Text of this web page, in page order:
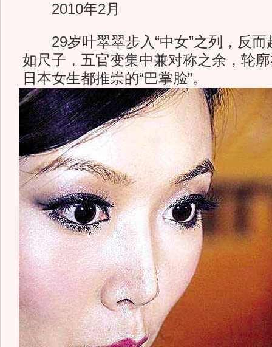
2010年2月
29岁叶翠翠步入“中女”之列，反而
如尺子，五官变集中兼对称之余，轮
日本女生都推崇的“巴掌脸”。